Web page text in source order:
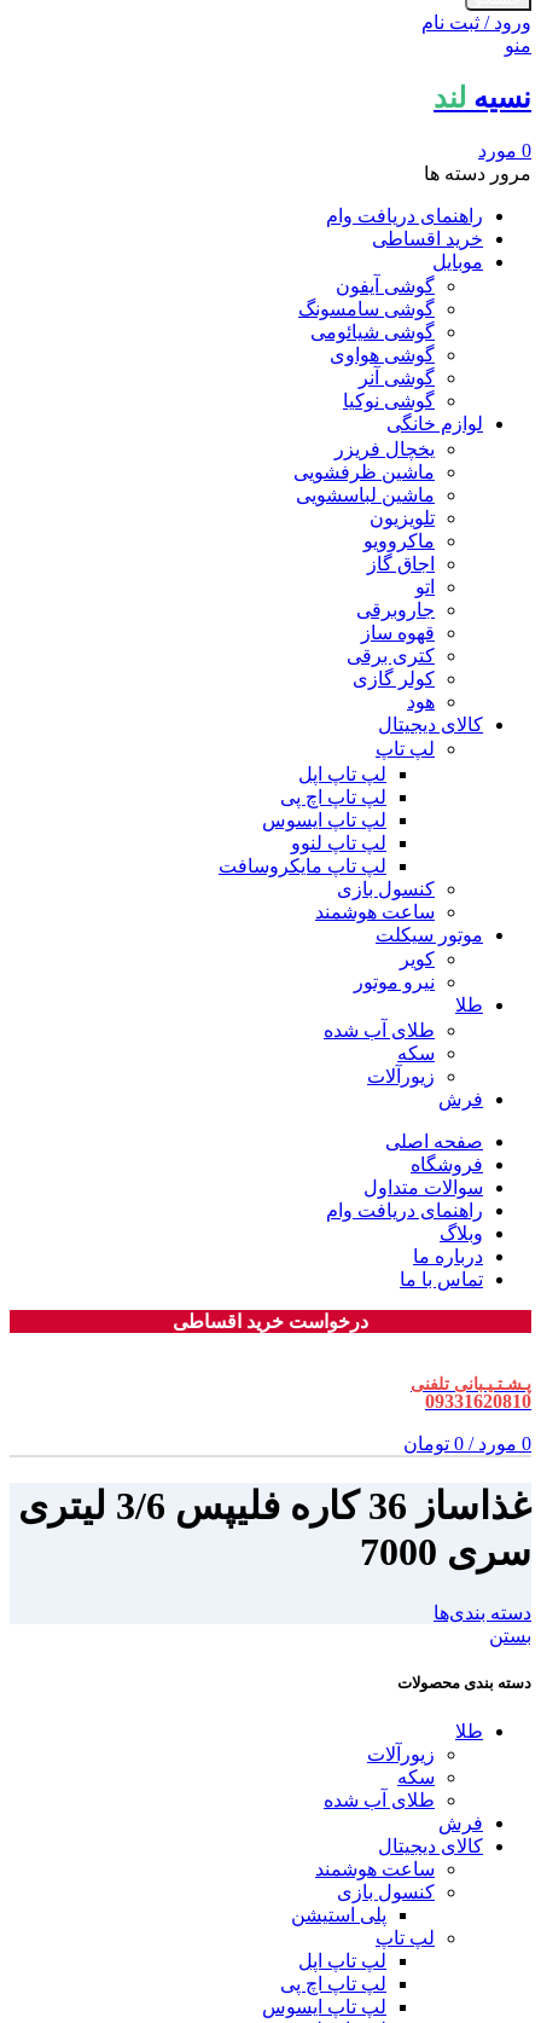
ورود / ثبت نام
منو
نسیه لند
0 مورد
مرور دسته ها
راهنمای دریافت وام
خرید اقساطی
موبایل
گوشی آیفون
گوشی سامسونگ
گوشی شیائومی
گوشی هواوی
گوشی آنر
گوشی نوکیا
لوازم خانگی
یخچال فریزر
ماشین ظرفشویی
ماشین لباسشویی
تلویزیون
ماکروویو
اجاق گاز
اتو
جاروبرقی
قهوه ساز
کتری برقی
کولر گازی
هود
کالای دیجیتال
لپ تاپ
لپ تاپ اپل
لپ تاپ اچ پی
لپ تاپ ایسوس
لپ تاپ لنوو
لپ تاپ مایکروسافت
کنسول بازی
ساعت هوشمند
موتور سیکلت
کویر
نیرو موتور
طلا
طلای آب شده
سکه
زیورآلات
فرش
صفحه اصلی
فروشگاه
سوالات متداول
راهنمای دریافت وام
وبلاگ
درباره ما
تماس با ما
درخواست خرید اقساطی
پـشـتـیـبانی تلفنی
09331620810
0 مورد /
0 تومان
غذاساز 36 کاره فلیپس 3/6 لیتری
سری 7000
دسته بندی‌ها
بستن
دسته بندی محصولات
طلا
زیورآلات
سکه
طلای آب شده
فرش
کالای دیجیتال
ساعت هوشمند
کنسول بازی
پلی استیشن
لپ تاپ
لپ تاپ اپل
لپ تاپ اچ پی
لپ تاپ ایسوس